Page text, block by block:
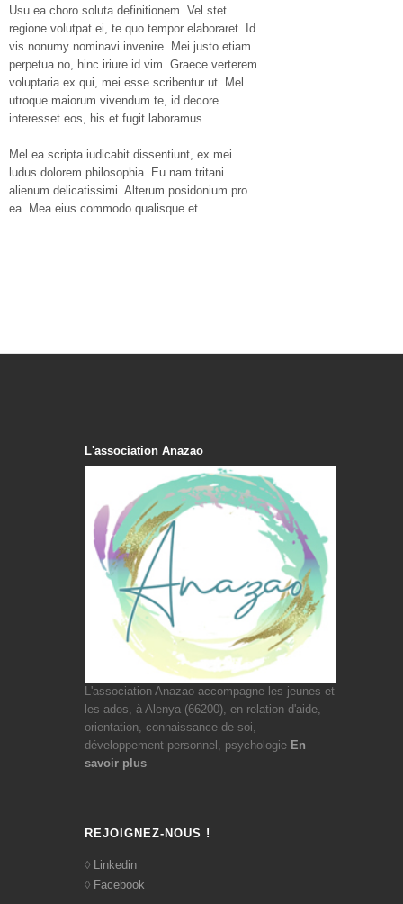
Usu ea choro soluta definitionem. Vel stet
regione volutpat ei, te quo tempor elaboraret. Id
vis nonumy nominavi invenire. Mei justo etiam
perpetua no, hinc iriure id vim. Graece verterem
voluptaria ex qui, mei esse scribentur ut. Mel
utroque maiorum vivendum te, id decore
interesset eos, his et fugit laboramus.
Mel ea scripta iudicabit dissentiunt, ex mei
ludus dolorem philosophia. Eu nam tritani
alienum delicatissimi. Alterum posidonium pro
ea. Mea eius commodo qualisque et.
L'association Anazao
L'association Anazao accompagne les jeunes et
les ados, à Alenya (66200), en relation d'aide,
orientation, connaissance de soi,
développement personnel, psychologie En
savoir plus
REJOIGNEZ-NOUS !
Linkedin
Facebook